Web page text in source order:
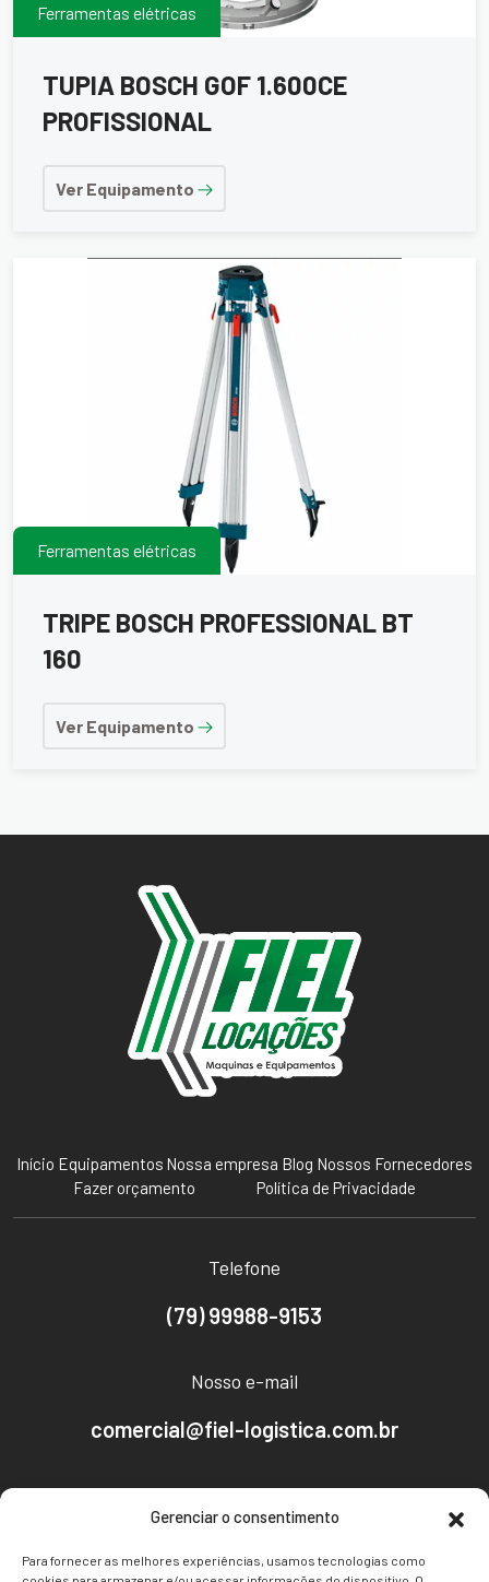
Gerenciar o consentimento
Para fornecer as melhores experiências, usamos tecnologias como
Ferramentas elétricas
TUPIA BOSCH GOF 1.600CE
PROFISSIONAL
Ver Equipamento
Ferramentas elétricas
TRIPE BOSCH PROFESSIONAL BT
160
Ver Equipamento
Início Equipamentos Nossa empresa Blog Nossos Fornecedores
Fazer orçamento
Política de Privacidade
Telefone
(79) 99988-9153
Nosso e-mail
comercial@fiel-logistica.com.br
Nosso endereço
49030-640